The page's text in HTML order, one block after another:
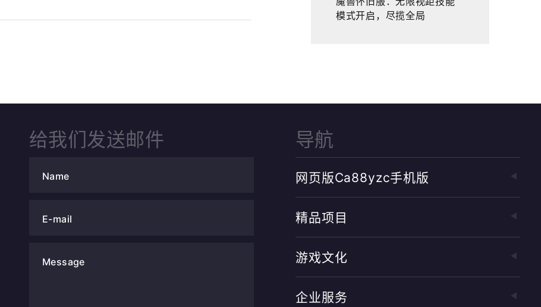
模式开启，尽揽全局
给我们发送邮件
Name
E-mail
Message
导航
网页版ca88yzc手机版
精品项目
游戏文化
企业服务